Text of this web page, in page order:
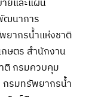
ยและแผน
ฒนาการ
ยากรน้ำแห่งชาติ
ษตร สำนักงาน
ติ กรมควบคุม
กรมทรัพยากรน้ำ